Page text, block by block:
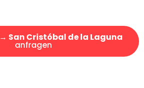
San Cristóbal de la Laguna
anfragen